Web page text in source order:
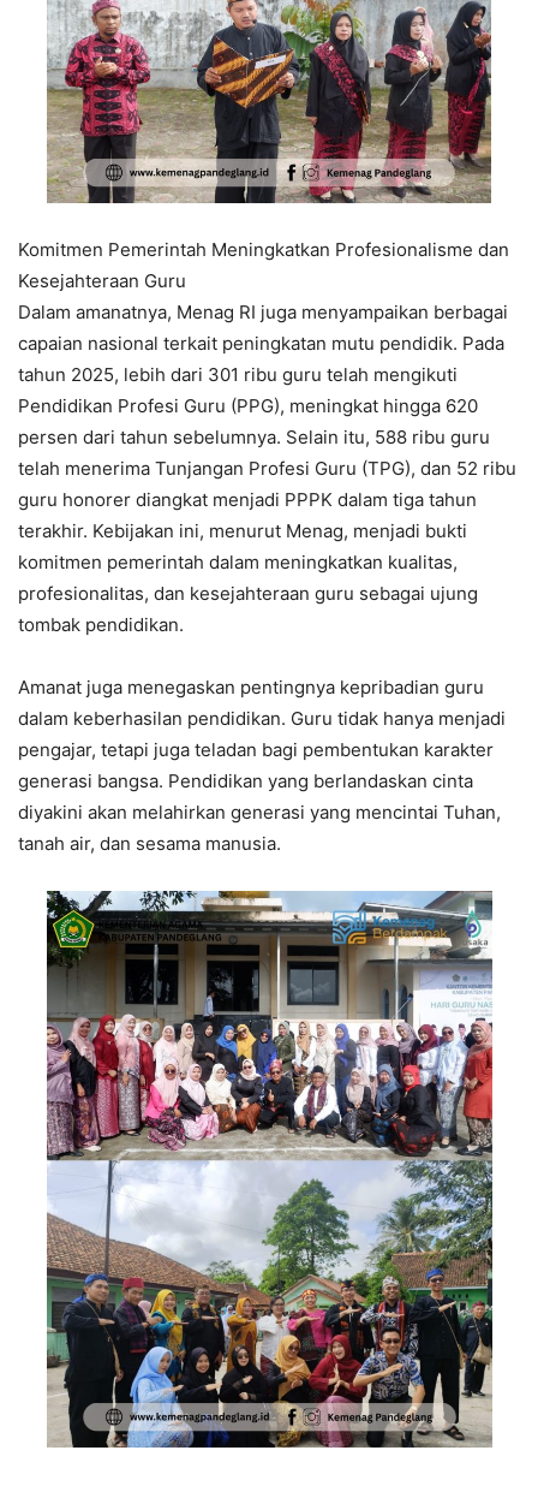
Komitmen Pemerintah Meningkatkan Profesionalisme dan
Kesejahteraan Guru
Dalam amanatnya, Menag RI juga menyampaikan berbagai
capaian nasional terkait peningkatan mutu pendidik. Pada
tahun 2025, lebih dari 301 ribu guru telah mengikuti
Pendidikan Profesi Guru (PPG), meningkat hingga 620
persen dari tahun sebelumnya. Selain itu, 588 ribu guru
telah menerima Tunjangan Profesi Guru (TPG), dan 52 ribu
guru honorer diangkat menjadi PPPK dalam tiga tahun
terakhir. Kebijakan ini, menurut Menag, menjadi bukti
komitmen pemerintah dalam meningkatkan kualitas,
profesionalitas, dan kesejahteraan guru sebagai ujung
tombak pendidikan.
Amanat juga menegaskan pentingnya kepribadian guru
dalam keberhasilan pendidikan. Guru tidak hanya menjadi
pengajar, tetapi juga teladan bagi pembentukan karakter
generasi bangsa. Pendidikan yang berlandaskan cinta
diyakini akan melahirkan generasi yang mencintai Tuhan,
tanah air, dan sesama manusia.